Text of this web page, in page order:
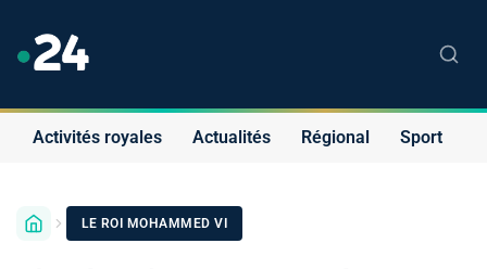
Activités royales Actualités Régional Sport
LE ROI MOHAMMED VI